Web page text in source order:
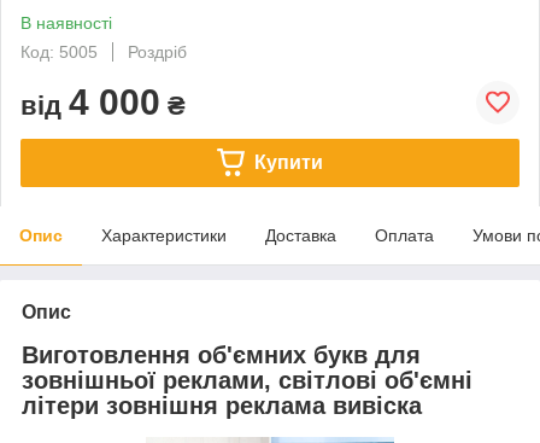
В наявності
Код: 5005
Роздріб
від 4 000 ₴
Купити
Опис Характеристики Доставка Оплата Умови
Опис
Виготовлення об'ємних букв для
зовнішньої реклами, світлові об'ємні
літери зовнішня реклама вивіска